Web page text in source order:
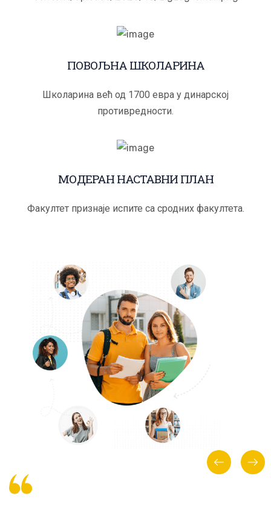
ПОВОЉНА ШКОЛАРИНА
Школарина већ од 1700 евра у динарској
противредности.
МОДЕРАН НАСТАВНИ ПЛАН
Факултет признаје испите са сродних факултета.